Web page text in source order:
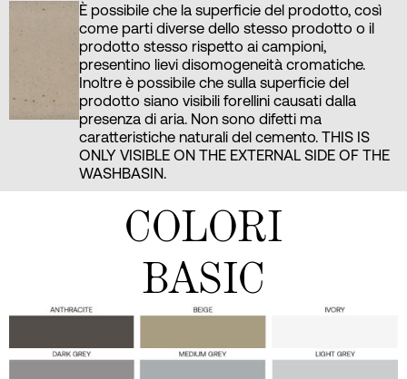
È possibile che la superficie del prodotto, così
come parti diverse dello stesso prodotto o il
prodotto stesso rispetto ai campioni,
presentino lievi disomogeneità cromatiche.
Inoltre è possibile che sulla superficie del
prodotto siano visibili forellini causati dalla
presenza di aria. Non sono difetti ma
caratteristiche naturali del cemento. THIS IS
ONLY VISIBLE ON THE EXTERNAL SIDE OF THE
WASHBASIN.
COLORI
BASIC